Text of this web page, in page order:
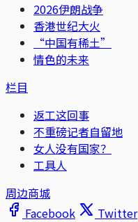
2026伊朗战争
香港世纪大火
“中国有稀土”
情色的未来
栏目
返工这回事
不重磅记者自留地
女人没有国家？
工具人
周边商城
Facebook
Twitter